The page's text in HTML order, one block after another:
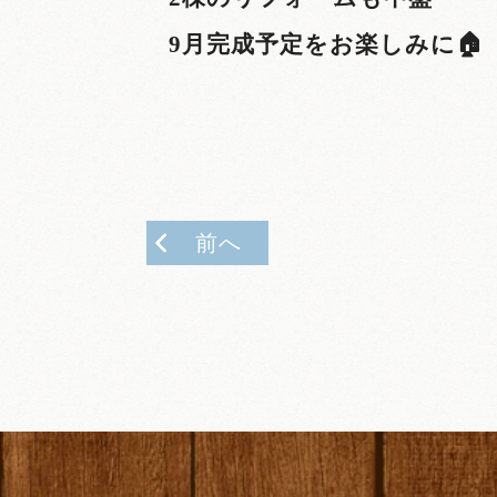
9月完成予定をお楽しみに🏠
前へ